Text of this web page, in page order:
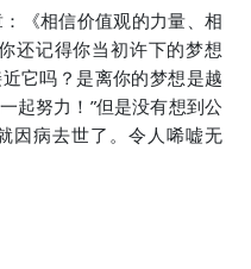
《相信价值观的力量、相
还记得你当初许下的梦想
它吗？ 是离你的梦想是越
起努力！ ”但是没有想到公
病去世了。 令人唏嘘无